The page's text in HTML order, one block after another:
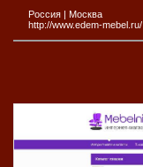
Россия
Москва
http://www.edem-mebel.ru/